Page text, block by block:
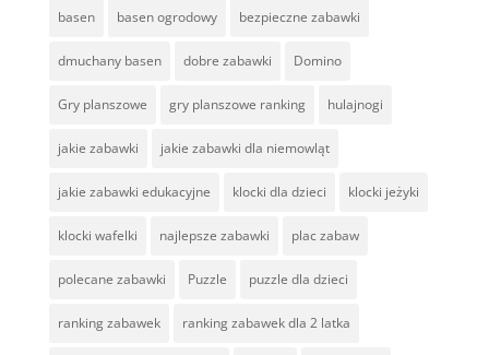
basen basen ogrodowy bezpieczne zabawki
dmuchany basen dobre zabawki Domino
Gry planszowe gry planszowe ranking hulajnogi
jakie zabawki jakie zabawki dla niemowląt
jakie zabawki edukacyjne klocki dla dzieci klocki jeżyki
klocki wafelki najlepsze zabawki plac zabaw
polecane zabawki Puzzle puzzle dla dzieci
ranking zabawek ranking zabawek dla 2 latka